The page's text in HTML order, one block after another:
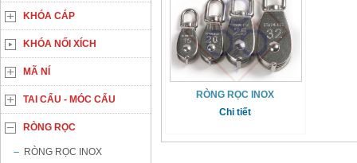
RÒNG RỌC INOX
Chi tiết
KHÓA CÁP
KHÓA NỐI XÍCH
MÃ NÍ
TAI CẨU - MÓC CẨU
RÒNG RỌC
RÒNG RỌC INOX